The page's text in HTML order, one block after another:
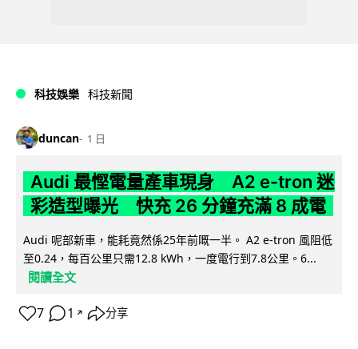
科技娛樂 科技新聞
duncan 1 日
Audi 最慳電量產車現身 A2 e-tron 迷
彩造型曝光 快充 26 分鐘充滿 8 成電
Audi 呢部新車，能耗竟然係25年前嘅一半。 A2 e-tron 風阻低
至0.24，每百公里只需12.8 kWh，一度電行到7.8公里。6...
閱讀全文
7 1 ↗ 分享